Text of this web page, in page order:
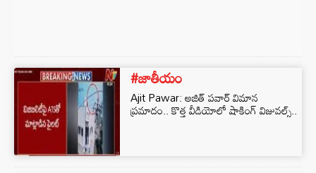
#జాతీయం
Ajit Pawar: అజిత్ పవార్ విమాన
ప్రమాదం.. కొత్త వీడియోలో షాకింగ్ విజువల్స్..